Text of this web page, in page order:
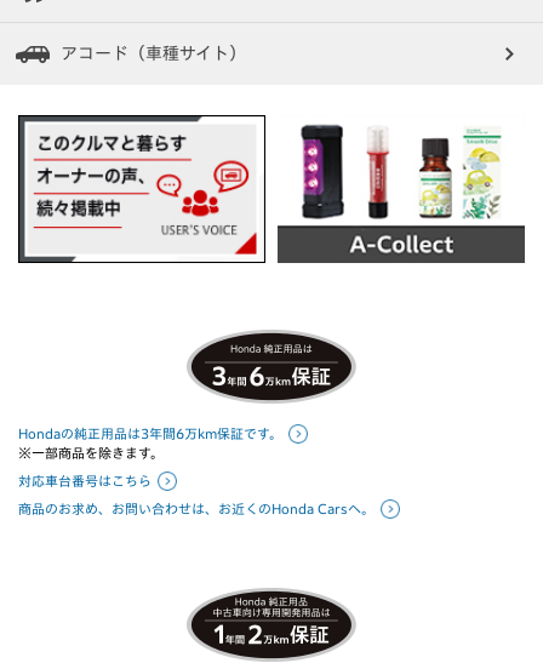
アコード（車種サイト）
Hondaの純正用品は3年間6万km保証です。
※一部商品を除きます。
対応車台番号はこちら
商品のお求め、お問い合わせは、お近くのHonda Carsへ。